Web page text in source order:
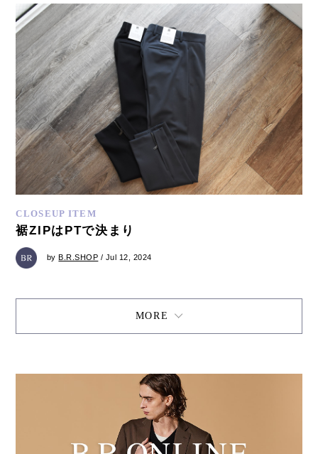
CLOSEUP ITEM
裾ZIPはPTで決まり
byB.R.SHOP / Jul 12, 2024
MORE